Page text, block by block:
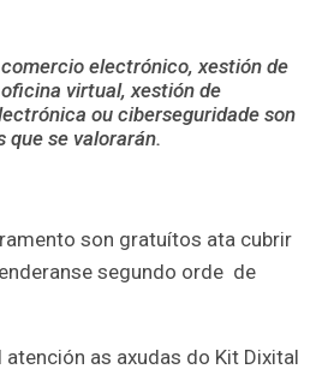
electrónico, xestión de
virtual, xestión de
ou ciberseguridade son
que se valorarán.
son gratuítos ata cubrir
segundo orde de
as axudas do Kit Dixital